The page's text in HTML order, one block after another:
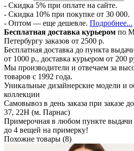
- Скидка 5% при оплате на сайте.
- Скидка 10% при покупке от 30 000.
- Оптом — еще дешевле. Подробнее...
Бесплатная доставка курьером по
Петербургу заказов от 2500 р.
Бесплатная доставка до пункта
от 1000 р., доставка курьером от 200
Мы производители и отвечаем за
товаров с 1992 года.
Уникальные дизайнерские модели и
коллекции
Самовывоз в день заказа при заказе
37, 22Н (м. Парнас)
Примерочная в любом пункте
до 4 вещей на примерку!
Похожие товары (8)